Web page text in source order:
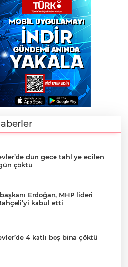
dün gece tahliye edilen
çöktü
Erdoğan, MHP lideri
kabul etti
4 katlı boş bina çöktü